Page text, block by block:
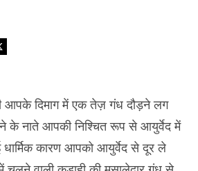
आपके दिमाग में एक तेज़ गंध दौड़ने लग
के नाते आपकी निश्चित रूप से आयुर्वेद में
धार्मिक कारण आपको आयुर्वेद से दूर ले